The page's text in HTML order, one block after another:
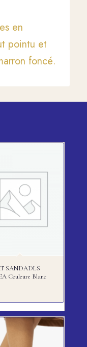
en
pointu et
foncé.
SANDADLS
Couleure Blanc